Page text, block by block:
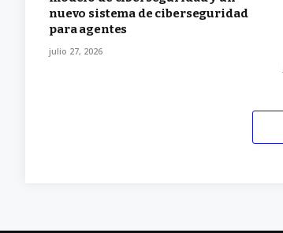
nuevo sistema de ciberseguridad
para agentes
julio 27, 2026